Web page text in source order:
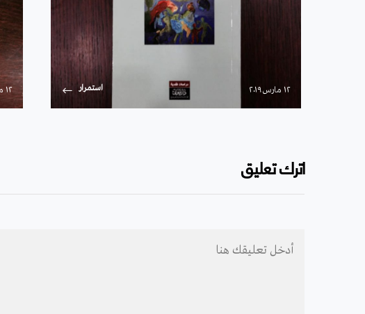
۱۲ مارس ۲۰۱۹ استمرار ۱۲ مارس ۲۰۱۹
اترك تعليق